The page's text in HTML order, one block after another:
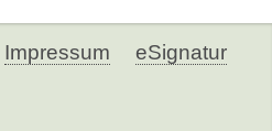
Impressum eSignatur